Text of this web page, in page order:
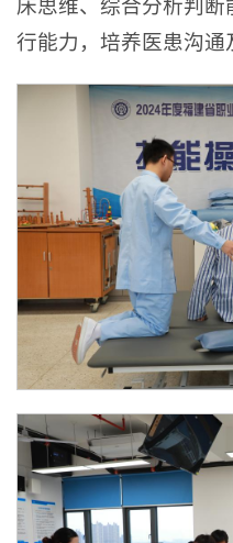
床思维、综合分析判
行能力，培养医患沟通